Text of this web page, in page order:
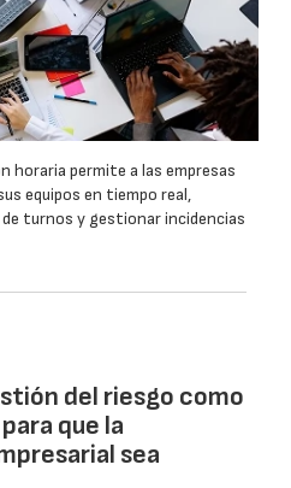
horaria permite a las empresas
equipos en tiempo real,
turnos y gestionar incidencias
del riesgo como
que la
sea